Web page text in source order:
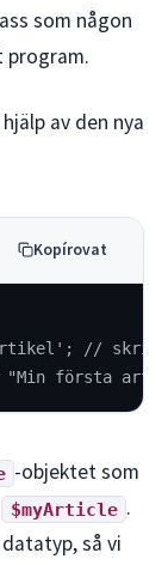
som någon
av den nya
Kopírovat
//
första
-objektet som
$myArticle .
så vi